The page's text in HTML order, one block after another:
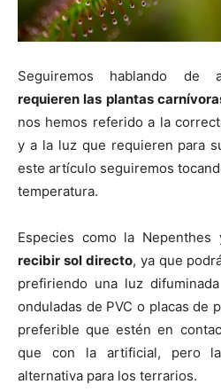
Seguiremos hablando de
requieren las plantas
nos hemos referido a la
y a la luz que requieren para
este artículo seguiremos
temperatura.
Especies como la
recibir sol directo, ya que
prefiriendo una luz
onduladas de PVC o placas de
preferible que estén en
que con la artificial, pero
alternativa para los terrarios.